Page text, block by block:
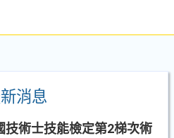
消息
技術士技能檢定第2梯次術